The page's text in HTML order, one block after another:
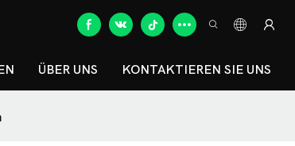
ÜBER UNS KONTAKTIEREN SIE UNS